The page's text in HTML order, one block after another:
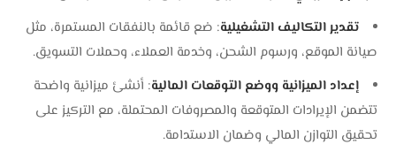
تقدير التكاليف التشغيلية: ضع قائمة بالنفقات المستمرة، مثل
صيانة الموقع، ورسوم الشحن، وخدمة العملاء، وحملات التسويق.
إعداد الميزانية ووضع التوقعات المالية: أنشئ ميزانية واضحة
تتضمن الإيرادات المتوقعة والمصروفات المحتملة، مع التركيز على
تحقيق التوازن المالي وضمان الاستدامة.